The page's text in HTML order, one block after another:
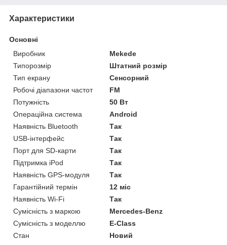
Характеристики
Основні
Виробник
Mekede
Типорозмір
Штатний розмір
Тип екрану
Сенсорний
Робочі діапазони частот
FM
Потужність
50 Вт
Операційна система
Android
Наявність Bluetooth
Так
USB-інтерфейс
Так
Порт для SD-карти
Так
Підтримка iPod
Так
Наявність GPS-модуля
Так
Гарантійний термін
12 міс
Наявність Wi-Fi
Так
Сумісність з маркою
Mercedes-Benz
Сумісність з моделлю
E-Class
Стан
Новий